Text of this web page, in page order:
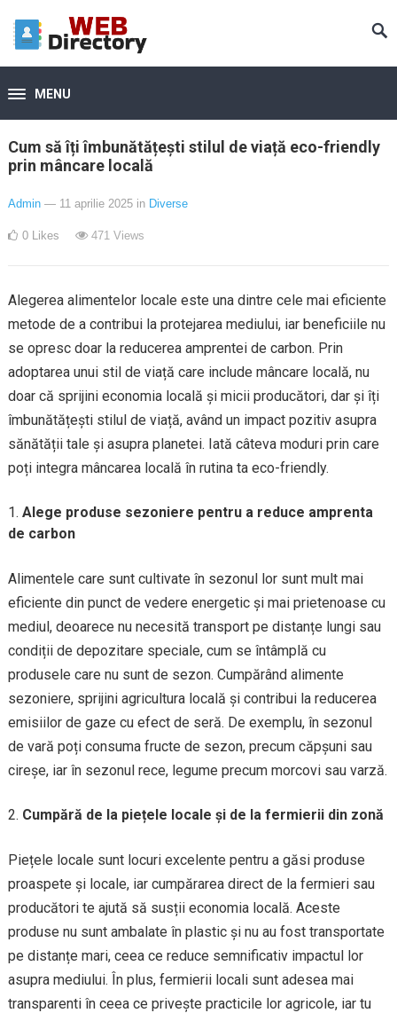
MENU
Cum să îți îmbunătățești stilul de viață eco-friendly
prin mâncare locală
Admin — 11 aprilie 2025 in Diverse
0 Likes 471Views
Alegerea alimentelor locale este una dintre cele mai eficiente
metode de a contribui la protejarea mediului, iar beneficiile nu
se opresc doar la reducerea amprentei de carbon. Prin
adoptarea unui stil de viață care include mâncare locală, nu
doar că sprijini economia locală și micii producători, dar și îți
îmbunătățești stilul de viață, având un impact pozitiv asupra
sănătății tale și asupra planetei. Iată câteva moduri prin care
poți integra mâncarea locală în rutina ta eco-friendly.
Alege produse sezoniere pentru a reduce amprenta
de carbon
Alimentele care sunt cultivate în sezonul lor sunt mult mai
eficiente din punct de vedere energetic și mai prietenoase cu
mediul, deoarece nu necesită transport pe distanțe lungi sau
condiții de depozitare speciale, cum se întâmplă cu
produsele care nu sunt de sezon. Cumpărând alimente
sezoniere, sprijini agricultura locală și contribui la reducerea
emisiilor de gaze cu efect de seră. De exemplu, în sezonul
de vară poți consuma fructe de sezon, precum căpșuni sau
cireșe, iar în sezonul rece, legume precum morcovi sau varză.
Cumpără de la piețele locale și de la fermierii din zonă
Piețele locale sunt locuri excelente pentru a găsi produse
proaspete și locale, iar cumpărarea direct de la fermieri sau
producători te ajută să susții economia locală. Aceste
produse nu sunt ambalate în plastic și nu au fost transportate
pe distanțe mari, ceea ce reduce semnificativ impactul lor
asupra mediului. În plus, fermierii locali sunt adesea mai
transparenti în ceea ce privește practicile lor agricole, iar tu